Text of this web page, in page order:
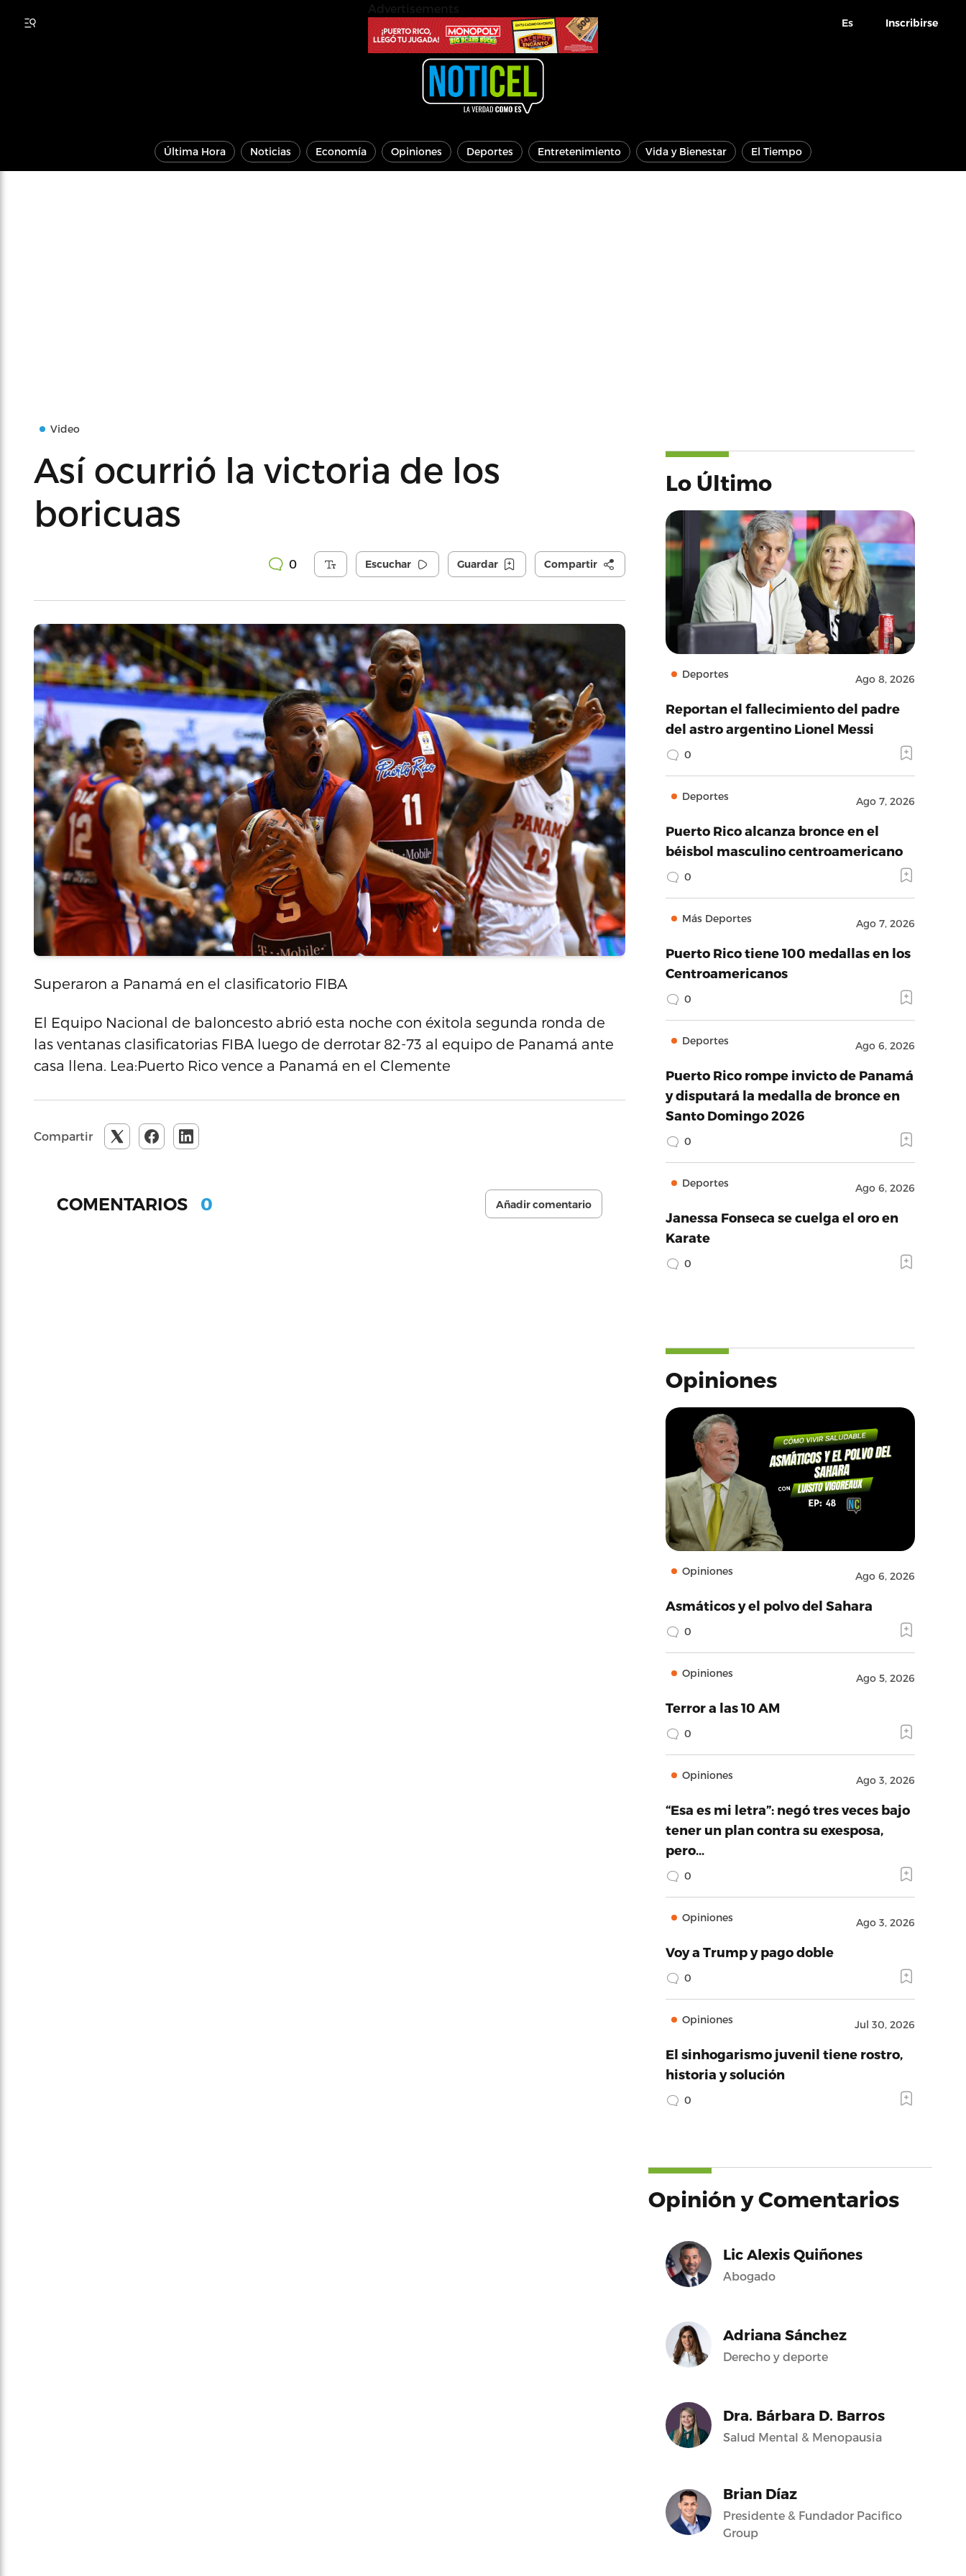
Es Inscribirse
Última Hora Noticias Economía Opiniones Deportes Entretenimiento Vida y Bienestar El Tiempo
Video
Así ocurrió la victoria de los
boricuas
0 Escuchar Guardar Compartir
Superaron a Panamá en el clasificatorio FIBA
El Equipo Nacional de baloncesto abrió esta noche con éxitola segunda ronda de
las ventanas clasificatorias FIBA luego de derrotar 82-73 al equipo de Panamá ante
casa llena. Lea:Puerto Rico vence a Panamá en el Clemente
Compartir
COMENTARIOS 0 Añadir comentario
Lo Último
Deportes Ago 8, 2026
Reportan el fallecimiento del padre
del astro argentino Lionel Messi
0
Deportes Ago 7, 2026
Puerto Rico alcanza bronce en el
béisbol masculino centroamericano
0
Más Deportes Ago 7, 2026
Puerto Rico tiene 100 medallas en los
Centroamericanos
0
Deportes Ago 6, 2026
Puerto Rico rompe invicto de Panamá
y disputará la medalla de bronce en
Santo Domingo 2026
0
Deportes Ago 6, 2026
Janessa Fonseca se cuelga el oro en
Karate
0
Opiniones
Opiniones Ago 6, 2026
Asmáticos y el polvo del Sahara
0
Opiniones Ago 5, 2026
Terror a las 10 AM
0
Opiniones Ago 3, 2026
“Esa es mi letra”: negó tres veces bajo
tener un plan contra su exesposa,
pero…
0
Opiniones Ago 3, 2026
Voy a Trump y pago doble
0
Opiniones Jul 30, 2026
El sinhogarismo juvenil tiene rostro,
historia y solución
0
Opinión y Comentarios
Lic Alexis Quiñones
Abogado
Adriana Sánchez
Derecho y deporte
Dra. Bárbara D. Barros
Salud Mental & Menopausia
Brian Díaz
Presidente & Fundador Pacifico
Group